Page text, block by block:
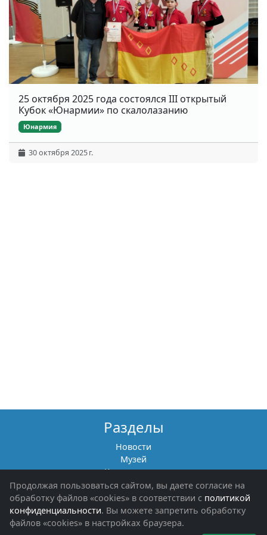
25 октября 2025 года состоялся III открытый
Кубок «Юнармии» по скалолазанию
Юнармия
30 октября 2025 г.
Разделы
Новости
Музей
Книги памяти
Фотоальбомы
Обращения граждан
Помощь участникам СВО и их семьям
Продолжая пользоваться сайтом, вы даете согласие на
обработку файлов «cookies» в соответствии с политикой
конфиденциальности. Вы можете запретить обработку
файлов «cookies» в настройках браузера.